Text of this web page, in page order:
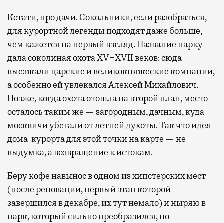
Кстати, про дачи. Сокольники, если разобраться,
для курортной легенды подходят даже больше,
чем кажется на первый взгляд. Название парку
дала соколиная охота XV−XVII веков: сюда
выезжали царские и великокняжеские компании,
а особенно ей увлекался Алексей Михайлович.
Позже, когда охота отошла на второй план, место
осталось таким же — загородным, дачным, куда
москвичи убегали от летней духоты. Так что идея
дома-курорта для этой точки на карте — не
выдумка, а возвращение к истокам.
Беру кофе навынос в одном из хипстерских мест
(после реновации, первый этап которой
завершился в декабре, их тут немало) и ныряю в
парк, который сильно преобразился, но